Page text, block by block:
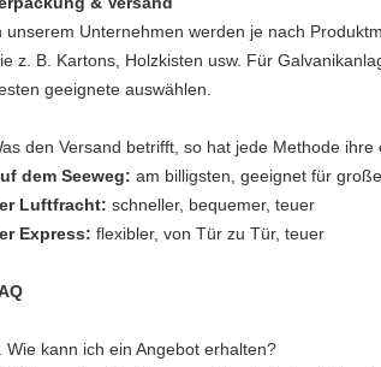
unserem Unternehmen werden je nach
z. B. Kartons, Holzkisten usw. Für
geeignete auswählen.
den Versand betrifft, so hat jede Methode ihre
dem Seeweg: am billigsten, geeignet für
Luftfracht: schneller, bequemer, teuer
Express: flexibler, von Tür zu Tür, teuer
Wie kann ich ein Angebot erhalten?